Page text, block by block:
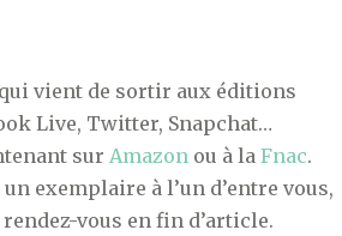
vient de sortir aux éditions
Live, Twitter, Snapchat…
sur Amazon ou à la Fnac.
exemplaire à l’un d’entre vous,
vous en fin d’article.